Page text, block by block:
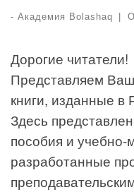
- Академия Bolashaq
Дорогие читатели!
Представляем
книги, изданные в
Здесь
пособия и учебно-
разработанные